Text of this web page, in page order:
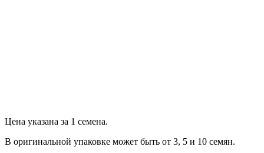
Цена указана за 1 семена.
В оригинальной упаковке может быть от 3, 5 и 10 семян.